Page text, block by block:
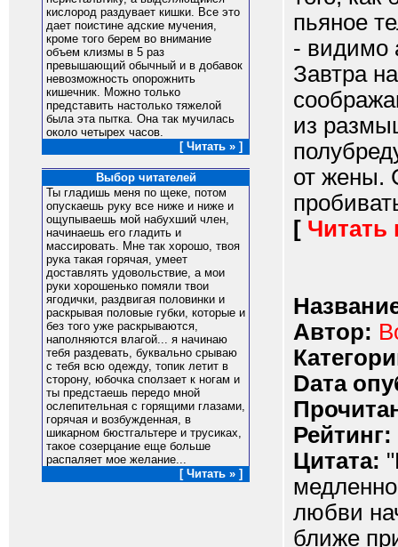
кислород раздувает кишки. Все это
дает поистине адские мучения,
кроме того берем во внимание
объем клизмы в 5 раз
превышающий обычный и в добавок
невозможность опорожнить
кишечник. Можно только
представить настолько тяжелой
была эта пытка. Она так мучилась
около четырех часов.
[ Читать » ]
Выбор читателей
Ты гладишь меня по щеке, потом
опускаешь руку все ниже и ниже и
ощупываешь мой набухший член,
начинаешь его гладить и
массировать. Мне так хорошо, твоя
рука такая горячая, умеет
доставлять удовольствие, а мои
руки хорошенько помяли твои
ягодички, раздвигая половинки и
раскрывая половые губки, которые и
без того уже раскрываются,
наполняются влагой... я начинаю
тебя раздевать, буквально срываю
с тебя всю одежду, топик летит в
сторону, юбочка сползает к ногам и
ты предстаешь передо мной
ослепительная с горящими глазами,
горячая и возбужденная, в
шикарном бюстгальтере и трусиках,
такое созерцание еще больше
распаляет мое желание...
[ Читать » ]
пьяное
- видимо
Завтра
из
от жены.
[ Читать
Автор:
Dата
Рейтинг:
Цитата:
любви
ближе